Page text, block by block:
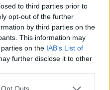
to third parties prior to
opt-out of the further
by third parties on the
This information may
on the IAB’s List of
further disclose it to other
uses one or more Google
Majitelia zbúrali
ako z filmov svojského
Príjemný bungalov